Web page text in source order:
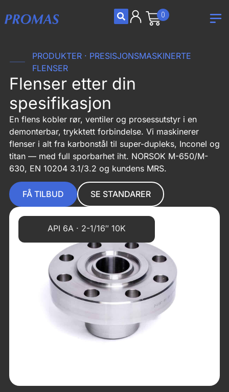
0
PRODUKTER · PRESISJONSMASKINERTE
FLENSER
Flenser etter din
spesifikasjon
En flens kobler rør, ventiler og prosessutstyr i en
demonterbar, trykktett forbindelse. Vi maskinerer
flenser i alt fra karbonstål til super-dupleks, Inconel og
titan — med full sporbarhet iht. NORSOK M-650/M-
630, EN 10204 3.1/3.2 og kundens MRS.
FÅ TILBUD SE STANDARER
API 6A · 2-1/16″ 10K